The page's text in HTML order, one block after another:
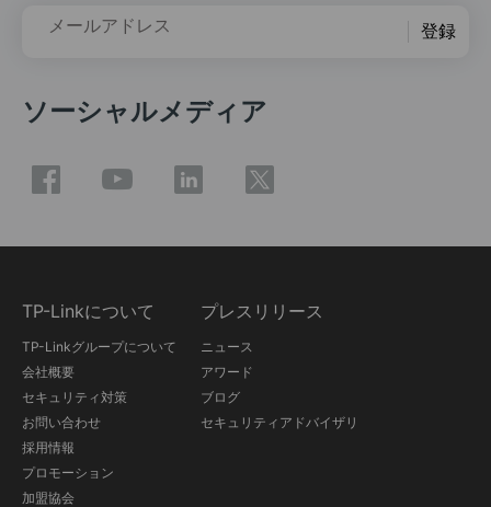
メールアドレス 登録
ソーシャルメディア
TP-Linkについて
TP-Linkグループについて
会社概要
セキュリティ対策
お問い合わせ
採用情報
プロモーション
加盟協会
プレスリリース
ニュース
アワード
ブログ
セキュリティアドバイザリ